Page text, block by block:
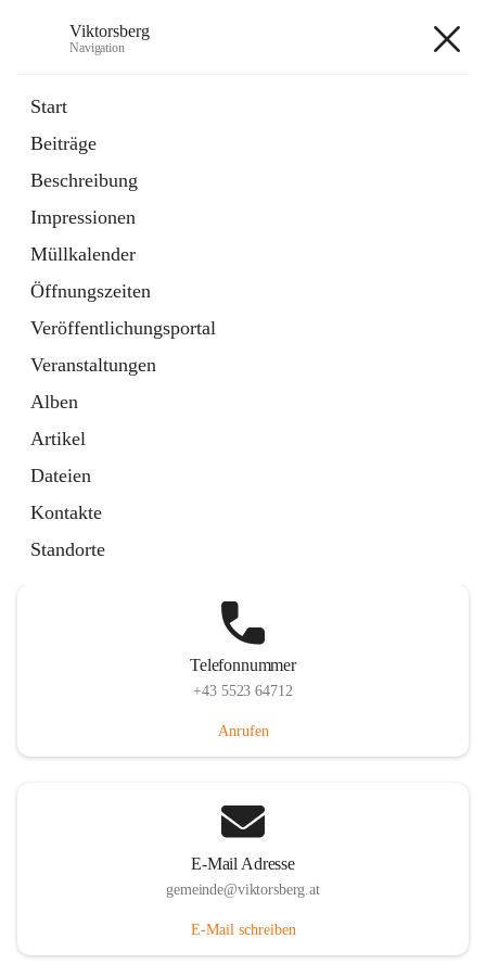
Viktorsberg
Navigation
Start
Beiträge
Beschreibung
Impressionen
Müllkalender
Öffnungszeiten
Veröffentlichungsportal
Veranstaltungen
Alben
Artikel
Dateien
Kontakte
Standorte
1 Schnellzugriff
Bürgerservice
10 Schnellzugriffe
Telefonnummer
+43 5523 64712
Anrufen
E-Mail Adresse
gemeinde@viktorsberg.at
E-Mail schreiben